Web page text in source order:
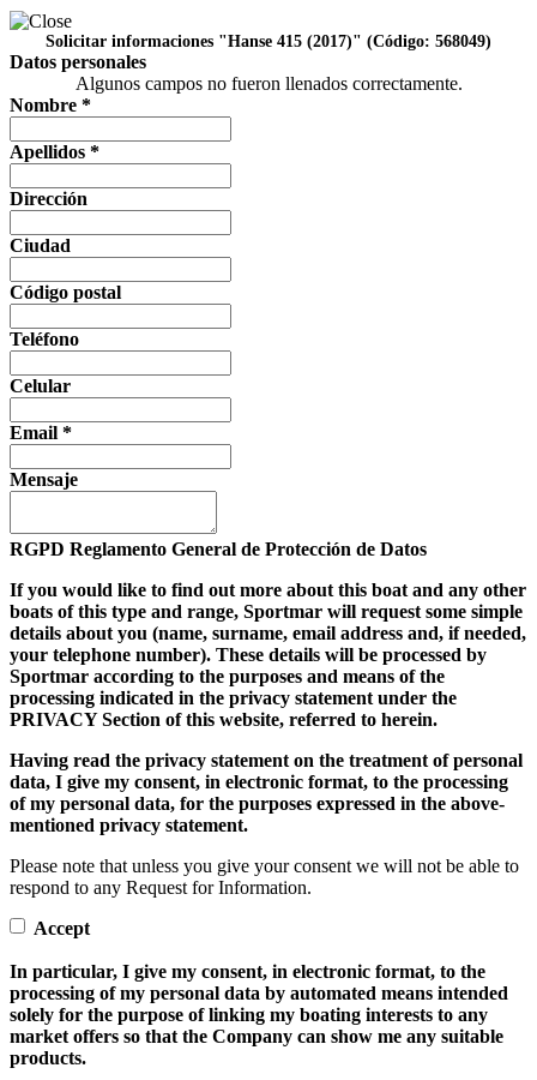
Solicitar informaciones "Hanse 415 (2017)" (Código: 568049)
Datos personales
Algunos campos no fueron llenados correctamente.
Nombre *
Apellidos *
Dirección
Ciudad
Código postal
Teléfono
Celular
Email *
Mensaje
RGPD Reglamento General de Protección de Datos
If you would like to find out more about this boat and any other
boats of this type and range, Sportmar will request some simple
details about you (name, surname, email address and, if needed,
your telephone number). These details will be processed by
Sportmar according to the purposes and means of the
processing indicated in the privacy statement under the
PRIVACY Section of this website, referred to herein.
Having read the privacy statement on the treatment of personal
data, I give my consent, in electronic format, to the processing
of my personal data, for the purposes expressed in the above-
mentioned privacy statement.
Please note that unless you give your consent we will not be able to
respond to any Request for Information.
Accept
In particular, I give my consent, in electronic format, to the
processing of my personal data by automated means intended
solely for the purpose of linking my boating interests to any
market offers so that the Company can show me any suitable
products.